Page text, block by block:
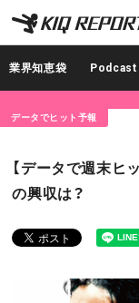
K
I
Q
R
P
R
T
K
I
Q
R
P
R
T
ログイン
調査レポート
プロが見たこの映画
業界知恵袋 Podcast
データでヒット予報
【データで週末ヒ
の興収は？